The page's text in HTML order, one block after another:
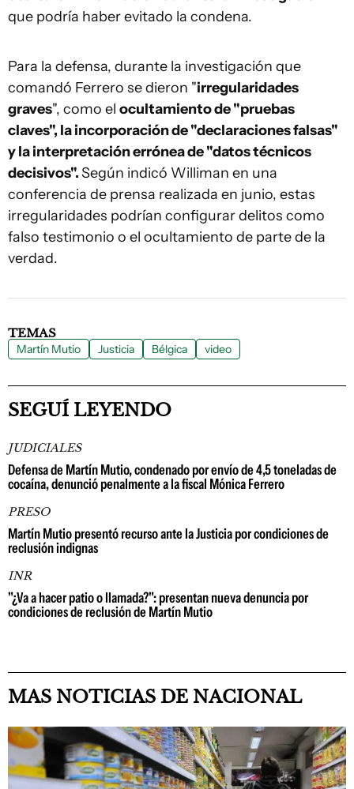
que podría haber evitado la condena.
Para la defensa, durante la investigación que
comandó Ferrero se dieron "irregularidades
graves", como el ocultamiento de "pruebas
claves", la incorporación de "declaraciones falsas"
y la interpretación errónea de "datos técnicos
decisivos".Según indicó Williman en una
conferencia de prensa realizada en junio, estas
irregularidades podrían configurar delitos como
falso testimonio o el ocultamiento de parte de la
verdad.
TEMAS
Martín Mutio Justicia Bélgica video
SEGUÍ LEYENDO
JUDICIALES
Defensa de Martín Mutio, condenado por envío de 4,5 toneladas de
cocaína, denunció penalmente a la fiscal Mónica Ferrero
PRESO
Martín Mutio presentó recurso ante la Justicia por condiciones de
reclusión indignas
INR
"¿Va a hacer patio o llamada?": presentan nueva denuncia por
condiciones de reclusión de Martín Mutio
MAS NOTICIAS DE NACIONAL